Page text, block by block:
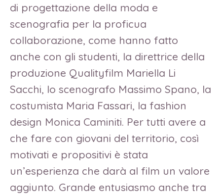
di progettazione della moda e
scenografia per la proficua
collaborazione, come hanno fatto
anche con gli studenti, la direttrice della
produzione Qualityfilm Mariella Li
Sacchi, lo scenografo Massimo Spano, la
costumista Maria Fassari, la fashion
design Monica Caminiti. Per tutti avere a
che fare con giovani del territorio, così
motivati e propositivi è stata
un’esperienza che darà al film un valore
aggiunto. Grande entusiasmo anche tra